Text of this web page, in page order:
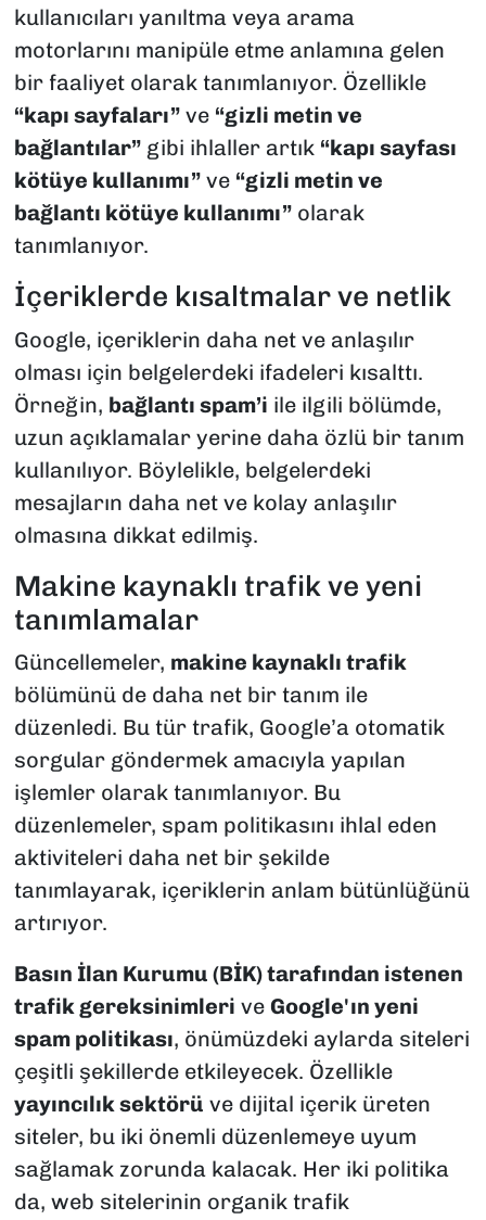
kullanıcıları yanıltma veya arama
motorlarını manipüle etme anlamına gelen
bir faaliyet olarak tanımlanıyor. Özellikle
“kapı sayfaları”ve “gizli metin ve
bağlantılar”gibi ihlaller artık “kapı sayfası
kötüye kullanımı”ve “gizli metin ve
bağlantı kötüye kullanımı”olarak
tanımlanıyor.
İçeriklerde kısaltmalar ve netlik
Google, içeriklerin daha net ve anlaşılır
olması için belgelerdeki ifadeleri kısalttı.
Örneğin, bağlantı spam’i ile ilgili bölümde,
uzun açıklamalar yerine daha özlü bir tanım
kullanılıyor. Böylelikle, belgelerdeki
mesajların daha net ve kolay anlaşılır
olmasına dikkat edilmiş.
Makine kaynaklı trafik ve yeni
tanımlamalar
Güncellemeler, makine kaynaklı trafik
bölümünü de daha net bir tanım ile
düzenledi. Bu tür trafik, Google’a otomatik
sorgular göndermek amacıyla yapılan
işlemler olarak tanımlanıyor. Bu
düzenlemeler, spam politikasını ihlal eden
aktiviteleri daha net bir şekilde
tanımlayarak, içeriklerin anlam bütünlüğünü
artırıyor.
Basın İlan Kurumu (BİK) tarafından istenen
trafik gereksinimleri ve Google'ın yeni
spam politikası, önümüzdeki aylarda siteleri
çeşitli şekillerde etkileyecek. Özellikle
yayıncılık sektörü ve dijital içerik üreten
siteler, bu iki önemli düzenlemeye uyum
sağlamak zorunda kalacak. Her iki politika
da, web sitelerinin organik trafik